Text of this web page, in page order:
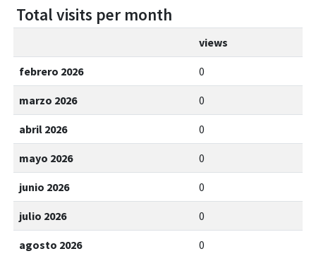
Total visits per month
views
febrero 2026 0
marzo 2026 0
abril 2026 0
mayo 2026 0
junio 2026 0
julio 2026 0
agosto 2026 0